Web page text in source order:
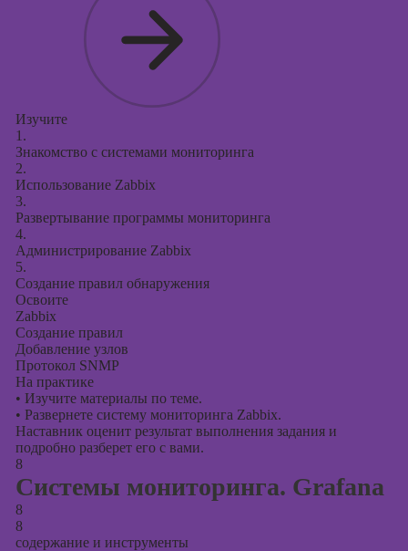
Изучите
1.
Знакомство с системами мониторинга
2.
Использование Zabbix
3.
Развертывание программы мониторинга
4.
Администрирование Zabbix
5.
Создание правил обнаружения
Освоите
Zabbix
Создание правил
Добавление узлов
Протокол SNMP
На практике
• Изучите материалы по теме.
• Развернете систему мониторинга Zabbix.
Наставник оценит результат выполнения задания и
подробно разберет его с вами.
8
Системы мониторинга. Grafana
8
8
содержание и инструменты